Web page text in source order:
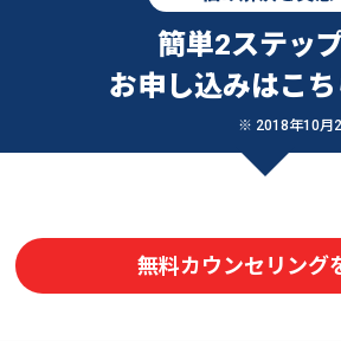
簡単2ステッ
お申し込みはこ
※ 2018年10月
無料カウンセリング